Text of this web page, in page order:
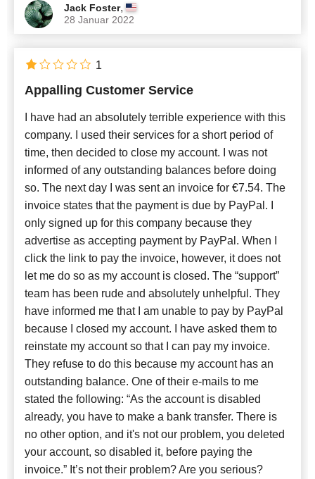
Jack Foster,
28 Januar 2022
Appalling Customer Service
I have had an absolutely terrible experience with this
company. I used their services for a short period of
time, then decided to close my account. I was not
informed of any outstanding balances before doing
so. The next day I was sent an invoice for €7.54. The
invoice states that the payment is due by PayPal. I
only signed up for this company because they
advertise as accepting payment by PayPal. When I
click the link to pay the invoice, however, it does not
let me do so as my account is closed. The “support”
team has been rude and absolutely unhelpful. They
have informed me that I am unable to pay by PayPal
because I closed my account. I have asked them to
reinstate my account so that I can pay my invoice.
They refuse to do this because my account has an
outstanding balance. One of their e-mails to me
stated the following: “As the account is disabled
already, you have to make a bank transfer. There is
no other option, and it's not our problem, you deleted
your account, so disabled it, before paying the
invoice.” It’s not their problem? Are you serious?
1